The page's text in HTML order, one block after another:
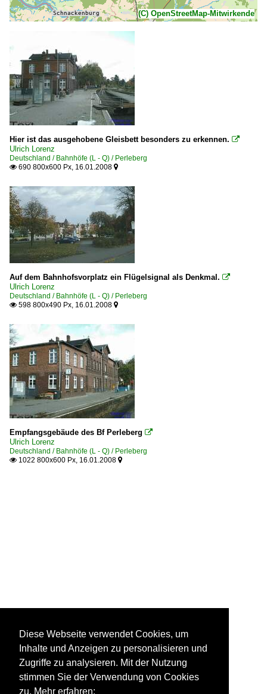
(C) OpenStreetMap-Mitwirkende
Hier ist das ausgehobene Gleisbett besonders zu erkennen. 
Ulrich Lorenz
Deutschland / Bahnhöfe (L - Q) / Perleberg
 690 800x600 Px, 16.01.2008 
Auf dem Bahnhofsvorplatz ein Flügelsignal als Denkmal. 
Ulrich Lorenz
Deutschland / Bahnhöfe (L - Q) / Perleberg
 598 800x490 Px, 16.01.2008 
Empfangsgebäude des Bf Perleberg 
Ulrich Lorenz
Deutschland / Bahnhöfe (L - Q) / Perleberg
 1022 800x600 Px, 16.01.2008 
Diese Webseite verwendet Cookies, um
Inhalte und Anzeigen zu personalisieren und
Zugriffe zu analysieren. Mit der Nutzung
stimmen Sie der Verwendung von Cookies
zu. Mehr erfahren: